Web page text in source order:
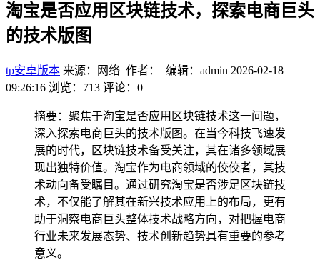
淘宝是否应用区块链技术，探索电商巨头
的技术版图
tp安卓版本 来源：网络 作者： 编辑：admin 2026-02-18
09:26:16 浏览：713 评论：0
摘要：聚焦于淘宝是否应用区块链技术这一问题，
深入探索电商巨头的技术版图。在当今科技飞速发
展的时代，区块链技术备受关注，其在诸多领域展
现出独特价值。淘宝作为电商领域的佼佼者，其技
术动向备受瞩目。通过研究淘宝是否涉足区块链技
术，不仅能了解其在新兴技术应用上的布局，更有
助于洞察电商巨头整体技术战略方向，对把握电商
行业未来发展态势、技术创新趋势具有重要的参考
意义。